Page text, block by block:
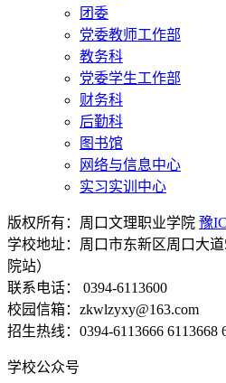
团委
党委教师工作部
教务科
党委学生工作部
财务科
后勤科
图书馆
网络与信息中心
实习实训中心
版权所有：周口文理职业学院 豫
学校地址：周口市东新区周口大
院站）
联系电话： 0394-6113600
校园信箱：zkwlzyxy@163.com
招生热线：0394-6113666 6113668
学校公众号